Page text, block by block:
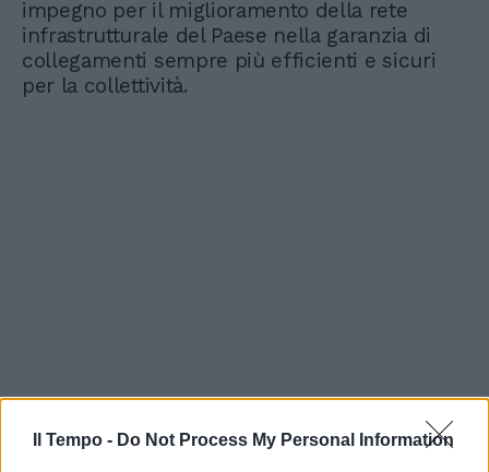
Il Tempo - Do Not Process My Personal Information
impegno per il miglioramento della rete
infrastrutturale del Paese nella garanzia di
collegamenti sempre più efficienti e sicuri
per la collettività.